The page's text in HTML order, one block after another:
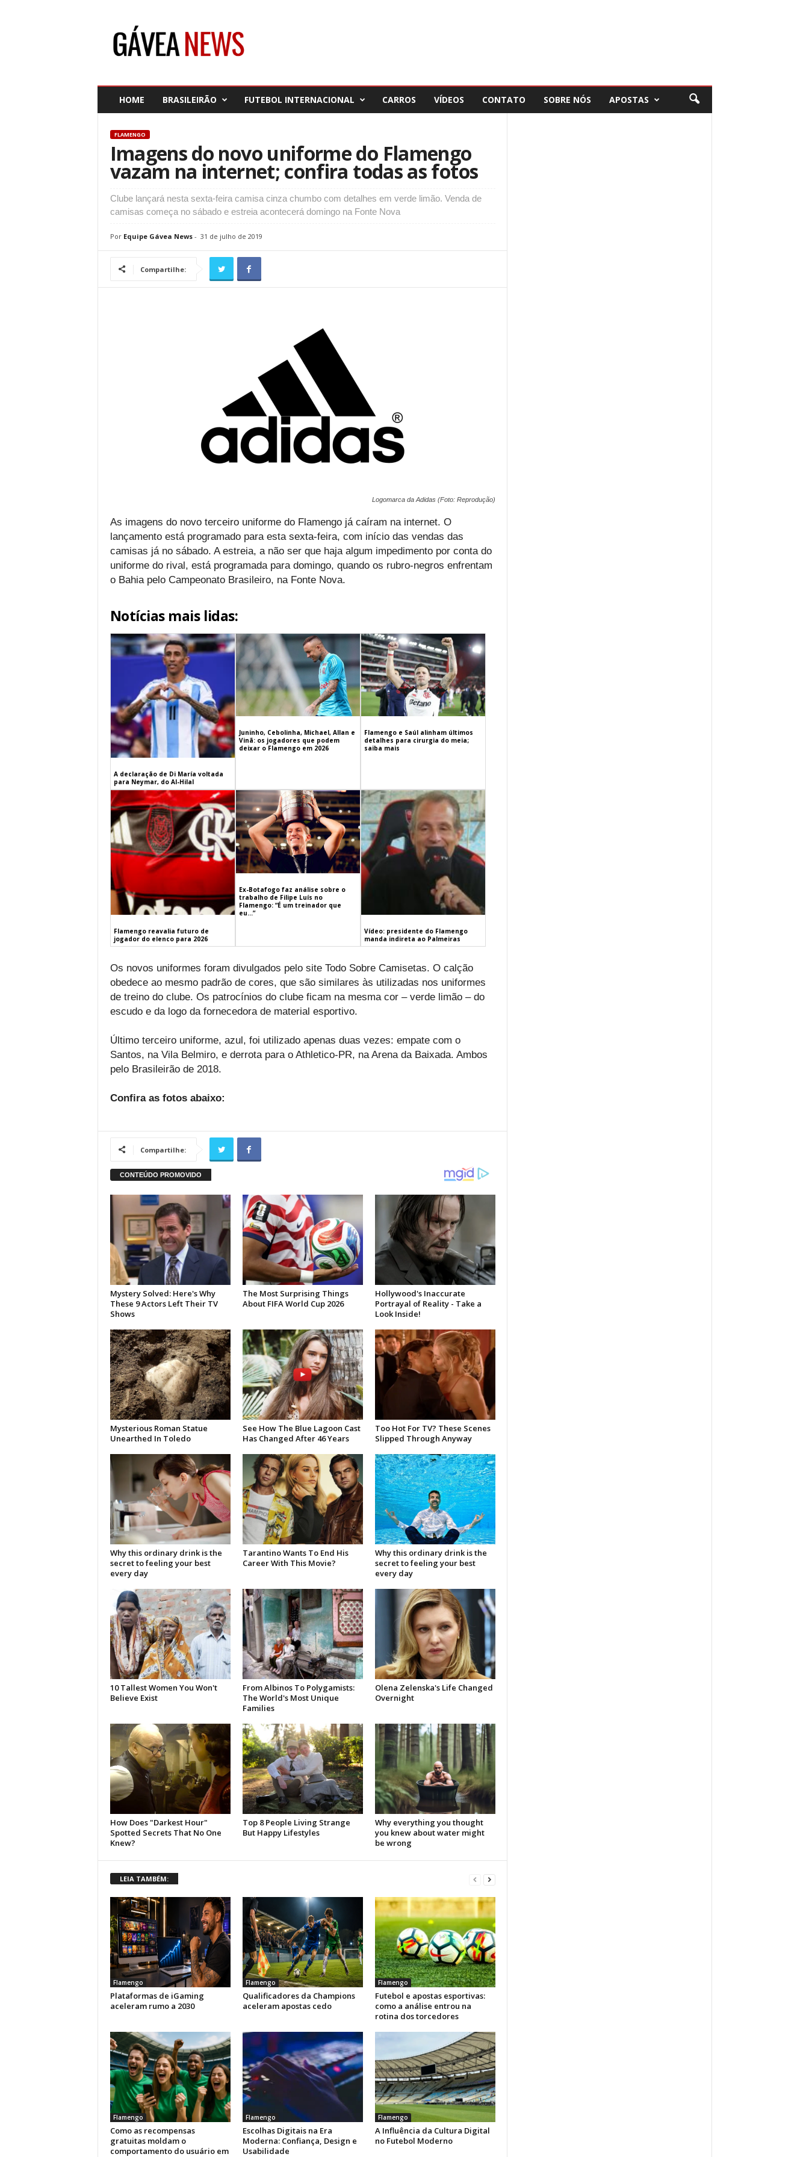
HOME BRASILEIRÃO FUTEBOL INTERNACIONAL CARROS VÍDEOS CONTATO SOBRE NÓS APOSTAS
FLAMENGO
Imagens do novo uniforme do Flamengo
vazam na internet; confira todas as fotos
Clube lançará nesta sexta-feira camisa cinza chumbo com detalhes em verde limão. Venda de
camisas começa no sábado e estreia acontecerá domingo na Fonte Nova
Por Equipe Gávea News- 31 de julho de 2019
Compartilhe:
Logomarca da Adidas (Foto: Reprodução)
As imagens do novo terceiro uniforme do Flamengo já caíram na internet. O
lançamento está programado para esta sexta-feira, com início das vendas das
camisas já no sábado. A estreia, a não ser que haja algum impedimento por conta do
uniforme do rival, está programada para domingo, quando os rubro-negros enfrentam
o Bahia pelo Campeonato Brasileiro, na Fonte Nova.
Notícias mais lidas:
A declaração de Di María voltada
para Neymar, do Al-Hilal
Juninho, Cebolinha, Michael, Allan e
Vinã: os jogadores que podem
deixar o Flamengo em 2026
Flamengo e Saúl alinham últimos
detalhes para cirurgia do meia;
saiba mais
Flamengo reavalia futuro de
jogador do elenco para 2026
Ex-Botafogo faz análise sobre o
trabalho de Filipe Luís no
Flamengo: “É um treinador que
eu…”
Vídeo: presidente do Flamengo
manda indireta ao Palmeiras
Os novos uniformes foram divulgados pelo site Todo Sobre Camisetas. O calção
obedece ao mesmo padrão de cores, que são similares às utilizadas nos uniformes
de treino do clube. Os patrocínios do clube ficam na mesma cor – verde limão – do
escudo e da logo da fornecedora de material esportivo.
Último terceiro uniforme, azul, foi utilizado apenas duas vezes: empate com o
Santos, na Vila Belmiro, e derrota para o Athletico-PR, na Arena da Baixada. Ambos
pelo Brasileirão de 2018.
Confira as fotos abaixo:
Compartilhe:
LEIA TAMBÉM:
Flamengo
Plataformas de iGaming
aceleram rumo a 2030
Flamengo
Qualificadores da Champions
aceleram apostas cedo
Flamengo
Futebol e apostas esportivas:
como a análise entrou na
rotina dos torcedores
Flamengo
Como as recompensas
gratuitas moldam o
comportamento do usuário em
Flamengo
Escolhas Digitais na Era
Moderna: Confiança, Design e
Usabilidade
Flamengo
A Influência da Cultura Digital
no Futebol Moderno